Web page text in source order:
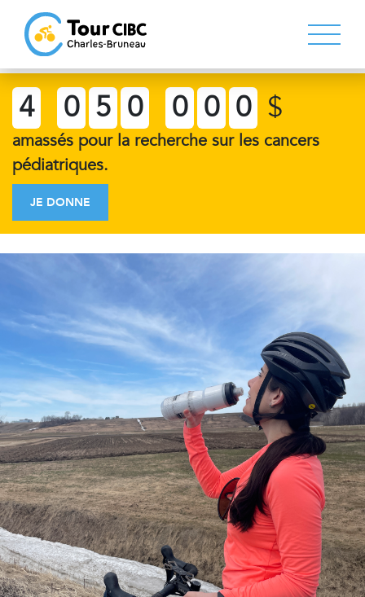
4 0 5 0 0 0 0 $
amassés pour la recherche sur les cancers
pédiatriques.
JE DONNE